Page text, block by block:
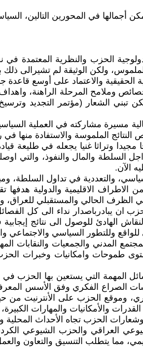
أجمالها في المحورين التالين،
الحزب والنظرية
الملموس، ولكن الوثيقة لم تشيرالى
الحقيقية والاعتماد على أوسع
وملامح المرحلة الراهنة،
الشعار (مؤتمر التجديد
مسيرة مشاركته في العملية
النتائج الملموسة والاستفادة
مجيدا وتراثا غنيا يجعله في طليعة
من اجل السلطة والمال والنفوذ،
الآن.
الاطراف الاقليمية والدولية
الظرف الحالي والمستقبلي
ان يبادرباصدار نداء الى كل
الهادئ للوصول الى نتائج
وللتطور السياسي والاجتماعي
المدني والجمعيات والنقابات
طموحات وامكانيات وخبرات
المهمة التي يستعين بها الحزب
الفكري وفق الأسس
وموقع الحزب على الأنترنيت
والأمكانيات والمهارات
الحزب تجاه الأحداث المحلية
العراقي والحزب الشيوعي
مما يتطلب التنسيق والتعاون